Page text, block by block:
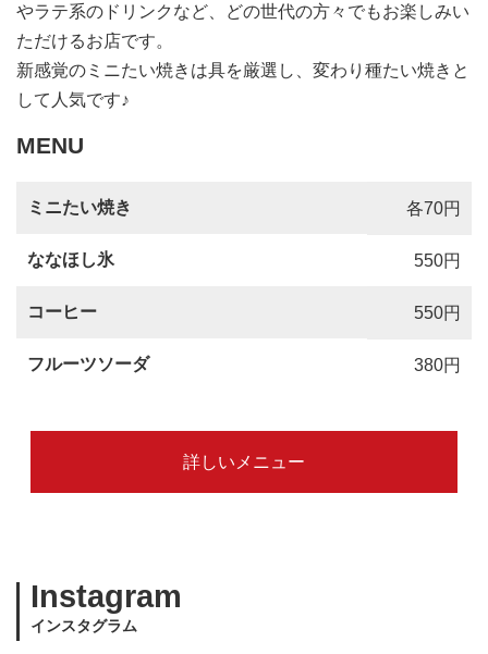
やラテ系のドリンクなど、どの世代の方々でもお楽しみい
ただけるお店です。
新感覚のミニたい焼きは具を厳選し、変わり種たい焼きと
して人気です♪
MENU
ミニたい焼き 各70円
ななほし氷 550円
コーヒー 550円
フルーツソーダ 380円
詳しいメニュー
Instagram
インスタグラム